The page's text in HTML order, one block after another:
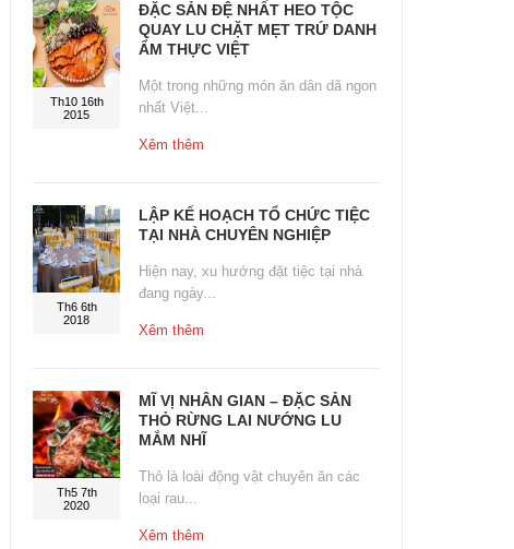
Th10 16th
2015
ĐẶC SẢN ĐỆ NHẤT HEO TỘC
QUAY LU CHẶT MẸT TRỨ DANH
ẨM THỰC VIỆT
Một trong những món ăn dân dã ngon
nhất Việt...
Xêm thêm
Th6 6th
2018
LẬP KẾ HOẠCH TỔ CHỨC TIỆC
TẠI NHÀ CHUYÊN NGHIỆP
Hiện nay, xu hướng đặt tiệc tại nhà
đang ngày...
Xêm thêm
Th5 7th
2020
MĨ VỊ NHÂN GIAN – ĐẶC SẢN
THỎ RỪNG LAI NƯỚNG LU
MẮM NHĨ
Thỏ là loài động vật chuyên ăn các
loại rau...
Xêm thêm